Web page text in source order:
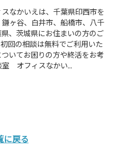
なかいえは、千葉県印西市を
鎌ヶ谷、白井市、船橋市、八千
、茨城県にお住まいの方のご
回の相談は無料でご利用いた
いてお困りの方や終活をお考
室 オフィスなかい...
に戻る